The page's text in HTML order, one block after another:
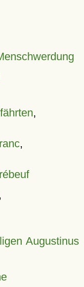
,
,
,
Augustinus